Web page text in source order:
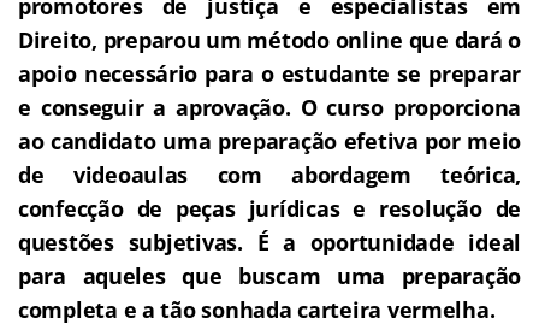
promotores de justiça e especialistas em
Direito, preparou um método online que dará o
apoio necessário para o estudante se preparar
e conseguir a aprovação. O curso proporciona
ao candidato uma preparação efetiva por meio
de videoaulas com abordagem teórica,
confecção de peças jurídicas e resolução de
questões subjetivas. É a oportunidade ideal
para aqueles que buscam uma preparação
completa e a tão sonhada carteira vermelha.